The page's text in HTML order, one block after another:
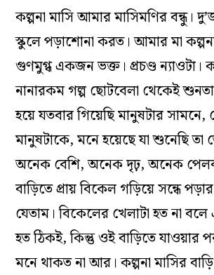
কল্পনা মাসি আমার মাসিমণির বন্ধু।
স্কুলে পড়াশোনা করত। আমার মা
গুণমুগ্ধ একজন ভক্ত। প্রচণ্ড ন‌্যাওটা।
নানারকম গল্প ছোটবেলা থেকেই
হয়ে যতবার গিয়েছি মানুষটার সামনে,
মানুষটাকে, মনে হয়েছে যা শুনেছি তা
অনেক বেশি, অনেক দৃঢ়, অনেক
বাড়িতে প্রায় বিকেল গড়িয়ে সন্ধে
যেতাম। বিকেলের খেলাটা হত না
হত ঠিকই, কিন্তু ওই বাড়িতে যাওয়ার
মনে থাকত না আর। কল্পনা মাসির